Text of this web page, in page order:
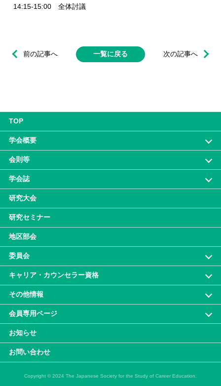
14:15-15:00 全体討議
前の記事へ 次の記事へ
一覧に戻る
TOP
学会概要
会則等
学会誌
研究大会
研究セミナー
地区部会
委員会
キャリア・カウンセラー資格
その他情報
会員専⽤ページ
お知らせ
お問い合わせ
Copyright © 2024 The Japanese Society for the Study of Career Education.